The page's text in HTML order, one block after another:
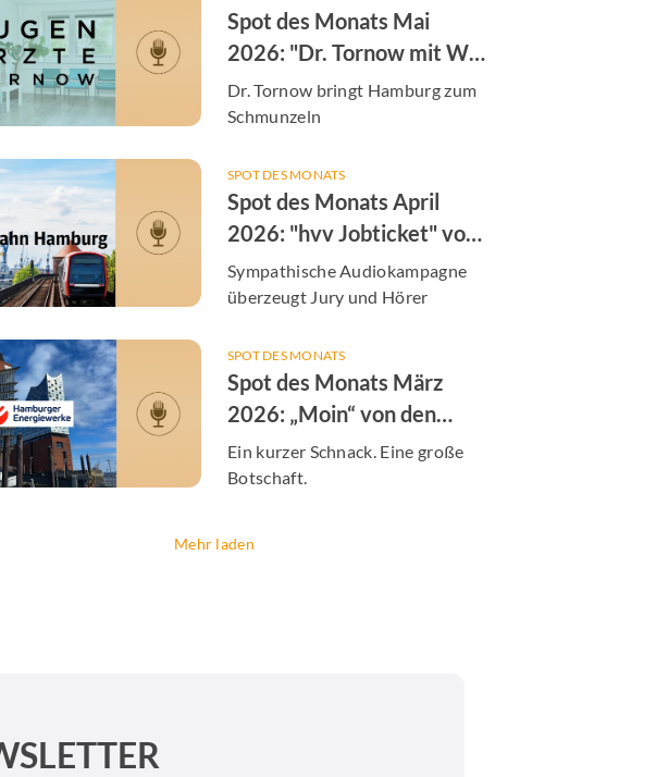
Spot des Monats Mai
2026: "Dr. Tornow mit W"
von der Augenarztpraxis
Dres. Tornow & Tachezy
Dr. Tornow bringt Hamburg zum
Schmunzeln
SPOT DES MONATS
Spot des Monats April
2026: "hvv Jobticket" von
der S-Bahn Hamburg
Sympathische Audiokampagne
überzeugt Jury und Hörer
SPOT DES MONATS
Spot des Monats März
2026: „Moin“ von den
Hamburger Energiewerken
Ein kurzer Schnack. Eine große
Botschaft.
Mehr laden